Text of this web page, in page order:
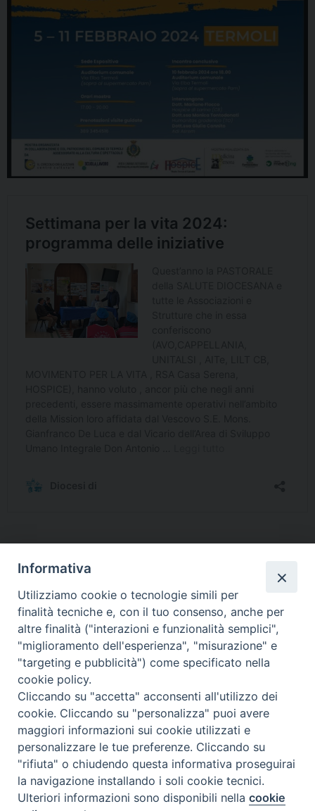
F
a
c
e
b
o
o
k
P
i
n
t
e
r
e
s
t
L
i
n
k
e
d
I
n
X
T
h
r
e
a
d
s
W
h
a
t
s
A
p
p
e
l
e
g
r
a
m
arte , Pastorale Salute vita
Quaresima e Pasqua 2024.
Sussidio biblico-pastorale a
cura di don Giuseppe De
Virgilio
Giornate di raccolta del
farmaco: contribuisci anche tu
Informativa
Utilizziamo cookie o tecnologie simili per
finalità tecniche e, con il tuo consenso, anche per
altre finalità ("interazioni e funzionalità semplici",
"miglioramento dell'esperienza", "misurazione" e
"targeting e pubblicità") come specificato nella
cookie policy.
Cliccando su "accetta" acconsenti all'utilizzo dei
cookie. Cliccando su "personalizza" puoi avere
maggiori informazioni sui cookie utilizzati e
personalizzare le tue preferenze. Cliccando su
"rifiuta" o chiudendo questa informativa proseguirai
la navigazione installando i soli cookie tecnici.
Ulteriori informazioni sono disponibili nellacookie